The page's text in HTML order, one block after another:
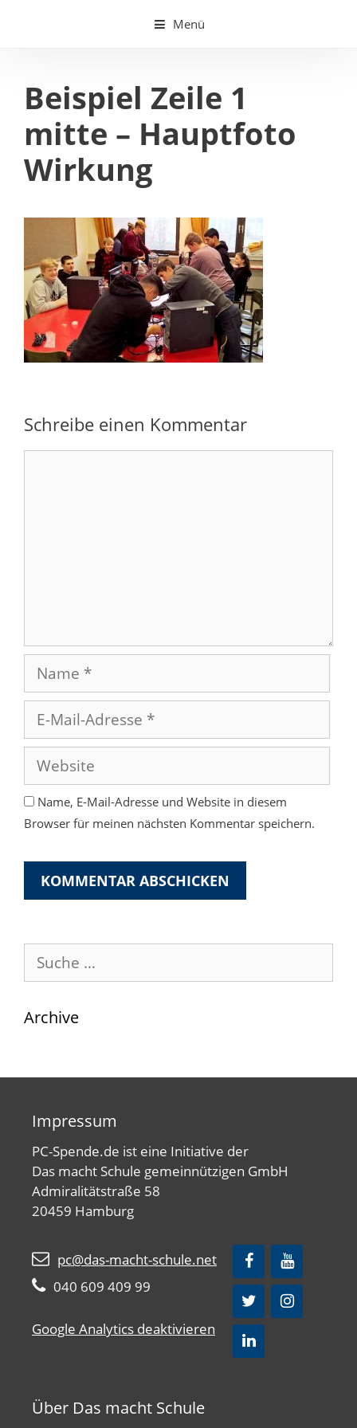
Menü
Beispiel Zeile 1
mitte – Hauptfoto
Wirkung
Schreibe einen Kommentar
Name
Mail-
Adresse
Website
Name, E-Mail-Adresse und Website in diesem
Browser für meinen nächsten Kommentar speichern.
Suche
nach:
Archive
Impressum
PC-Spende.de ist eine Initiative der
Das macht Schule gemeinnützigen GmbH
Admiralitätstraße 58
20459 Hamburg
pc@das-macht-schule.net
040 609 409 99
Google Analytics deaktivieren
Über Das macht Schule